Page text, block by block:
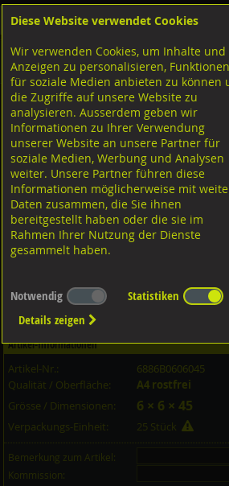
Shop Sicherungselemente Spannhülsen
mit Zahnschlitz
A2 rostfrei
Passfedern Federkeile ohne Anzug hohe Form,
DIN6885A A4 rostfrei 6x6x45
Artikel-Informationen
Artikel-Nr.:
6886B0606045
Qualität / Oberfläche:
A4 rostfrei
Grösse / Dimensionen:
6 × 6 × 45
Verpackungs-Einheit: 25 Stück
Bemerkung zum Artikel:
Kommission:
Diese Website verwendet Cookies
Wir verwenden Cookies, um Inhalte und
Anzeigen zu personalisieren, Funktionen
für soziale Medien anbieten zu können
die Zugriffe auf unsere Website zu
analysieren. Ausserdem geben wir
Informationen zu Ihrer Verwendung
unserer Website an unsere Partner für
soziale Medien, Werbung und Analysen
weiter. Unsere Partner führen diese
Informationen möglicherweise mit
Daten zusammen, die Sie ihnen
bereitgestellt haben oder die sie im
Rahmen Ihrer Nutzung der Dienste
gesammelt haben.
Notwendig Statistiken
Details zeigen